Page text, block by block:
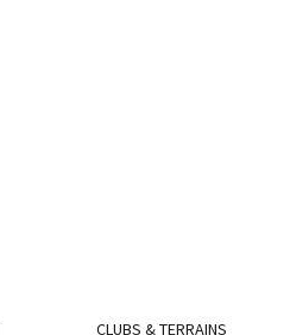
CLUBS & TERRAINS